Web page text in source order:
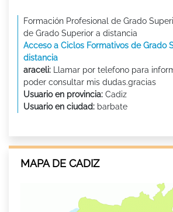
Formación Profesional de Grado
de Grado Superior a distancia
Acceso a Ciclos Formativos de Grado
distancia
araceli: Llamar por telefono para
poder consultar mis dudas.gracias
Usuario en provincia: Cadiz
Usuario en ciudad: barbate
MAPA DE CADIZ